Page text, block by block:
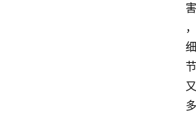
害
，
细
节
又
多